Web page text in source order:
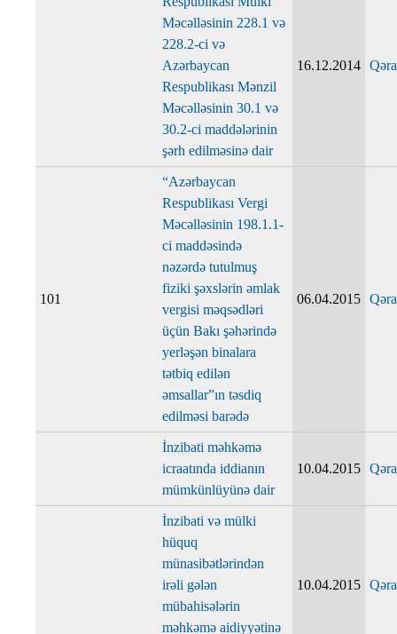
Məcəlləsinin 228.1 və
228.2-ci və
Azərbaycan
Respublikası Mənzil
Məcəlləsinin 30.1 və
30.2-ci maddələrinin
şərh edilməsinə dair
16.12.2014
101
“Azərbaycan
Respublikası Vergi
Məcəlləsinin 198.1.1-
ci maddəsində
nəzərdə tutulmuş
fiziki şəxslərin əmlak
vergisi məqsədləri
üçün Bakı şəhərində
yerləşən binalara
tətbiq edilən
əmsallar”ın təsdiq
edilməsi barədə
06.04.2015
İnzibati məhkəmə
icraatında iddianın
mümkünlüyünə dair
10.04.2015
İnzibati və mülki
hüquq
münasibətlərindən
irəli gələn
mübahisələrin
məhkəmə aidiyyətinə
10.04.2015